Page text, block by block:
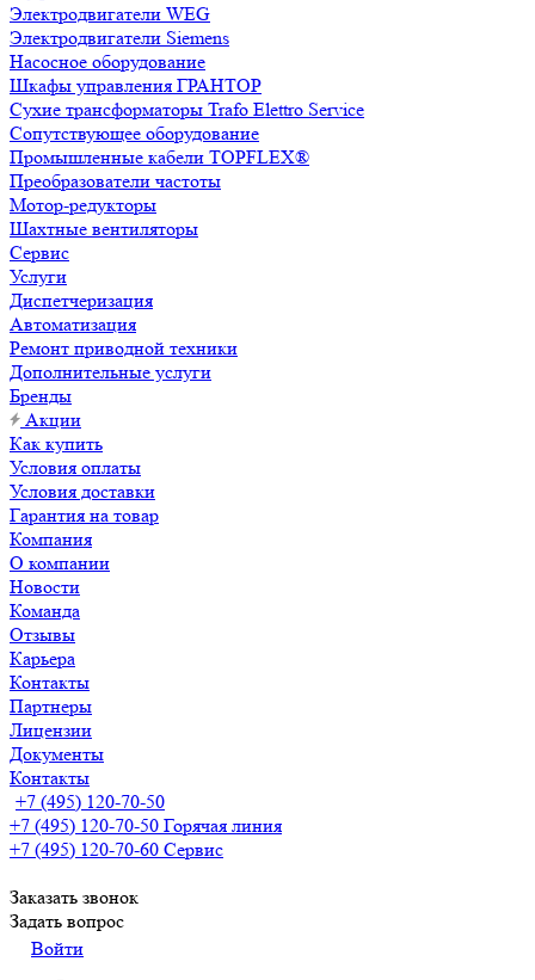
Электродвигатели WEG
Электродвигатели Siemens
Насосное оборудование
Шкафы управления ГРАНТОР
Сухие трансформаторы Trafo Elettro Service
Сопутствующее оборудование
Промышленные кабели TOPFLEX®
Преобразователи частоты
Мотор-редукторы
Шахтные вентиляторы
Сервис
Услуги
Диспетчеризация
Автоматизация
Ремонт приводной техники
Дополнительные услуги
Бренды
Акции
Как купить
Условия оплаты
Условия доставки
Гарантия на товар
Компания
О компании
Новости
Команда
Отзывы
Карьера
Контакты
Партнеры
Лицензии
Документы
Контакты
+7 (495) 120-70-50
+7 (495) 120-70-50 Горячая линия
+7 (495) 120-70-60 Сервис
Заказать звонок
Задать вопрос
Войти